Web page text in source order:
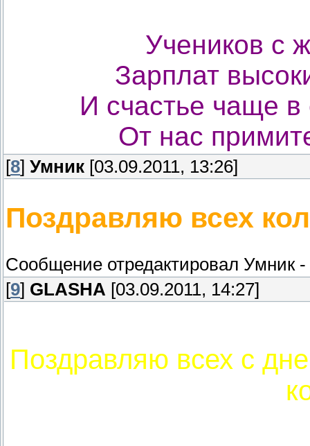
Учеников с
Зарплат
И счастье чаще в
От нас
[8] Умник [03.09.2011, 13:26]
Поздравляю всех
Сообщение отредактировал Умник-
[9] GLASHA [03.09.2011, 14:27]
Поздравляю всех с